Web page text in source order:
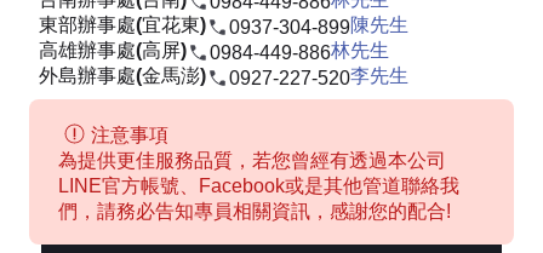
東部辦事處(宜花東)
0937-304-899陳先生
高雄辦事處(高屏)
0984-449-886林先生
外島辦事處(金馬澎)
0927-227-520李先生
注意事項
為提供更佳服務品質，若您曾經有透過本公司
LINE官方帳號、Facebook或是其他管道聯絡我
們，請務必告知專員相關資訊，感謝您的配合!